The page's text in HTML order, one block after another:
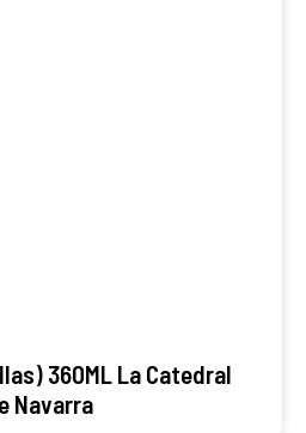
360ML La Catedral
Navarra